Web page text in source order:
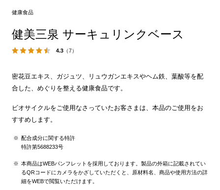
健康食品
健美三泉 サーキュリンクベース
4.3（7）
密花豆エキス、ガジュツ、リュウガンエキスやヘム鉄、葉酸等を配
合した、めぐりを整える健康食品です。
ビオサイクルをご使用なさっていたお客さまは、本品のご使用をお
すすめします。
配合成分に関する特許
特許第5688233号
本商品はWEBパンフレットを採用しております。製品の外箱に記載されてい
るQRコードにカメラをかざしていただくと、原材料名、商品や使用方法の詳
細をWEBで閲覧いただけます。